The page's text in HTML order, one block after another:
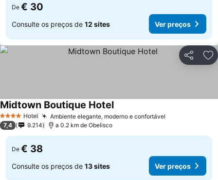
De € 30
Consulte os preços de 12 sites Ver preços
Partilhar
4 EstrelasHotel Ambiente elegante, moderno e confortável
Midtown Boutique Hotel
7,4 9.214 a 0.2 km de Obelisco
De € 38
Consulte os preços de 13 sites Ver preços